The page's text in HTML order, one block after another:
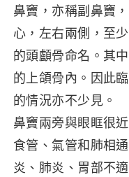
鼻竇，亦稱副鼻竇
心，左右兩側，至
的頭顱骨命名。其
的上頜骨內。因此
的情況亦不少見。
鼻竇兩旁與眼眶很
食管、氣管和肺相
炎、肺炎、胃部不